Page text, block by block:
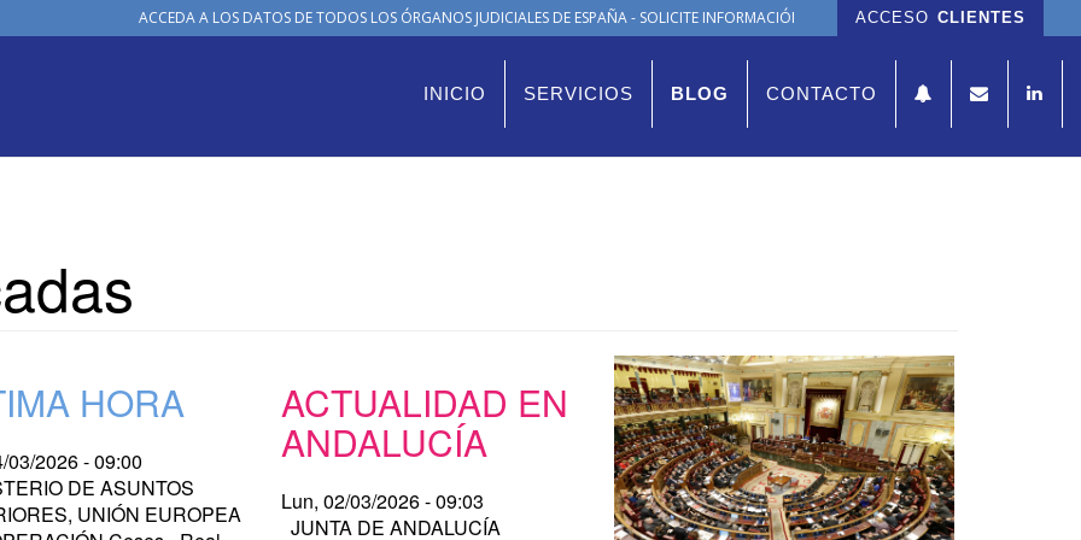
ACCEDA A LOS DATOS DE TODOS LOS ÓRGANOS JUDICIALES DE ESPAÑA - SOLICITE INFORMACIÓN ACCESO CLIENTES
INICIO SERVICIOS BLOG CONTACTO
HORA
03/2026 - 09:00
DE ASUNTOS
UNIÓN EUROPEA
ACTUALIDAD EN
ANDALUCÍA
Lun, 02/03/2026 - 09:03
JUNTA DE ANDALUCÍA